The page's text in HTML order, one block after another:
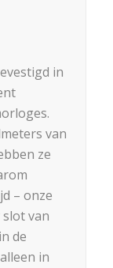
in
van
ze
– onze
van
de
in